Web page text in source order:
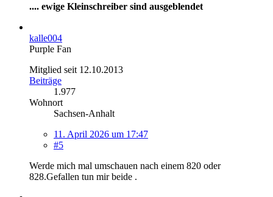
.... ewige Kleinschreiber sind ausgeblendet
kalle004
Purple Fan
Mitglied seit 12.10.2013
Beiträge
1.977
Wohnort
Sachsen-Anhalt
11. April 2026 um 17:47
#5
Werde mich mal umschauen nach einem 820 oder
828.Gefallen tun mir beide .